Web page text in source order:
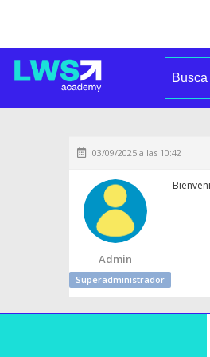
03/09/2025 a las 10:42
Admin
Superadministrador